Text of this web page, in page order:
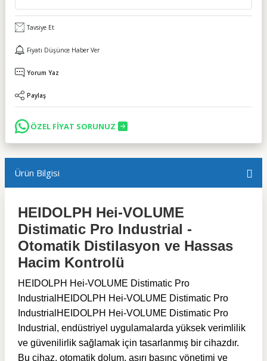
Tavsiye Et
Fiyatı Düşünce Haber Ver
Yorum Yaz
Paylaş
ÖZEL FİYAT SORUNUZ
Ürün Bilgisi
HEIDOLPH Hei-VOLUME
Distimatic Pro Industrial -
Otomatik Distilasyon ve Hassas
Hacim Kontrolü
HEIDOLPH Hei-VOLUME Distimatic Pro
Industrial HEIDOLPH Hei-VOLUME Distimatic Pro
Industrial HEIDOLPH Hei-VOLUME Distimatic Pro
Industrial , endüstriyel uygulamalarda yüksek verimlilik
ve güvenilirlik sağlamak için tasarlanmış bir cihazdır.
Bu cihaz, otomatik dolum, aşırı basınç yönetimi ve